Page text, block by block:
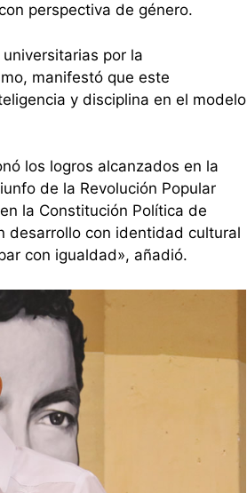
perspectiva de género.
por la
manifestó que este
y disciplina en el modelo
los logros alcanzados en la
de la Revolución Popular
la Constitución Política de
desarrollo con identidad cultural
con igualdad», añadió.